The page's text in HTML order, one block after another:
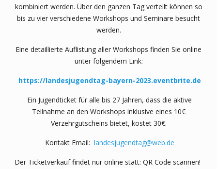
kombiniert werden. Über den ganzen Tag verteilt können so
bis zu vier verschiedene Workshops und Seminare besucht
werden.
Eine detaillierte Auflistung aller Workshops finden Sie online
unter folgendem Link:
https://landesjugendtag-bayern-2023.eventbrite.de
Ein Jugendticket für alle bis 27 Jahren, dass die aktive
Teilnahme an den Workshops inklusive eines 10€
Verzehrgutscheins bietet, kostet 30€.
Kontakt Email: landesjugendtag@web.de
Der Ticketverkauf findet nur online statt: QR Code scannen!